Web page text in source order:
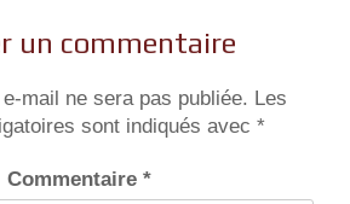
un commentaire
mail ne sera pas publiée. Les
sont indiqués avec *
Commentaire *